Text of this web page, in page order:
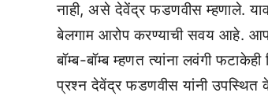
नाही, असे देवेंद्र फडणवीस म्हणाले.
बेलगाम आरोप करण्याची सवय आहे.
बॉम्ब-बॉम्ब म्हणत त्यांना लवंगी
प्रश्न देवेंद्र फडणवीस यांनी उपस्थित